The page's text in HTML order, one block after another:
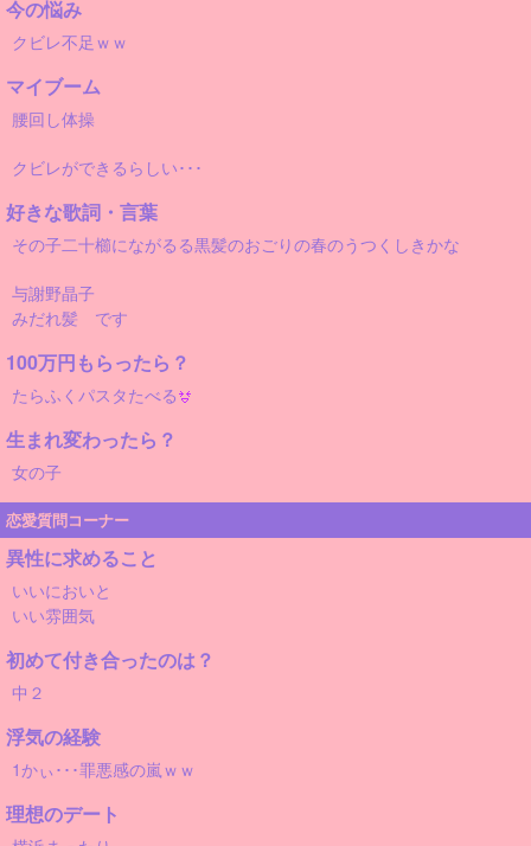
今の悩み
クビレ不足ｗｗ
マイブーム
腰回し体操
クビレができるらしい･･･
好きな歌詞・言葉
その子二十櫛にながるる黒髪のおごりの春のうつくしきかな
与謝野晶子
みだれ髪 です
100万円もらったら？
たらふくパスタたべる
生まれ変わったら？
女の子
恋愛質問コーナー
異性に求めること
いいにおいと
いい雰囲気
初めて付き合ったのは？
中２
浮気の経験
1かぃ･･･罪悪感の嵐ｗｗ
理想のデート